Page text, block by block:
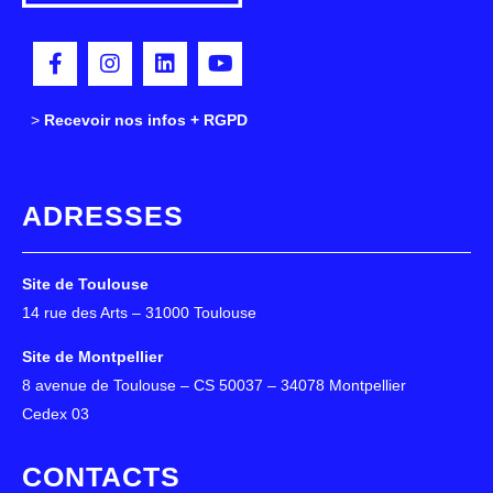
> Recevoir nos infos + RGPD
ADRESSES
Site de Toulouse
14 rue des Arts – 31000 Toulouse
Site de Montpellier
8 avenue de Toulouse – CS 50037 – 34078 Montpellier
Cedex 03
CONTACTS